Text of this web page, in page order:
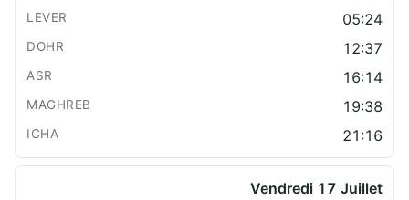
05:24
12:37
16:14
19:38
21:16
Vendredi 17 Juillet